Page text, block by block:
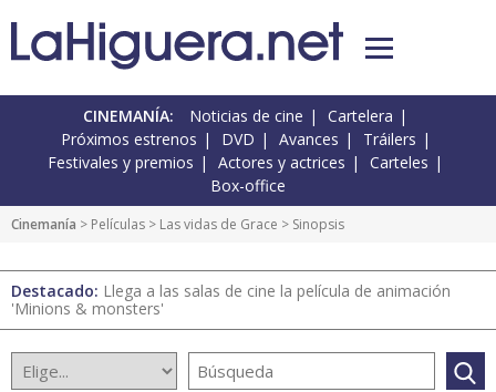
CINEMANÍA: Noticias de cine
Cartelera
Próximos estrenos
DVD Avances
Tráilers
Festivales y premios
Actores y actrices
Carteles
Box-office
Cinemanía > Películas > Las vidas de Grace > Sinopsis
Destacado: Llega a las salas de cine la película de animación
'Minions & monsters'